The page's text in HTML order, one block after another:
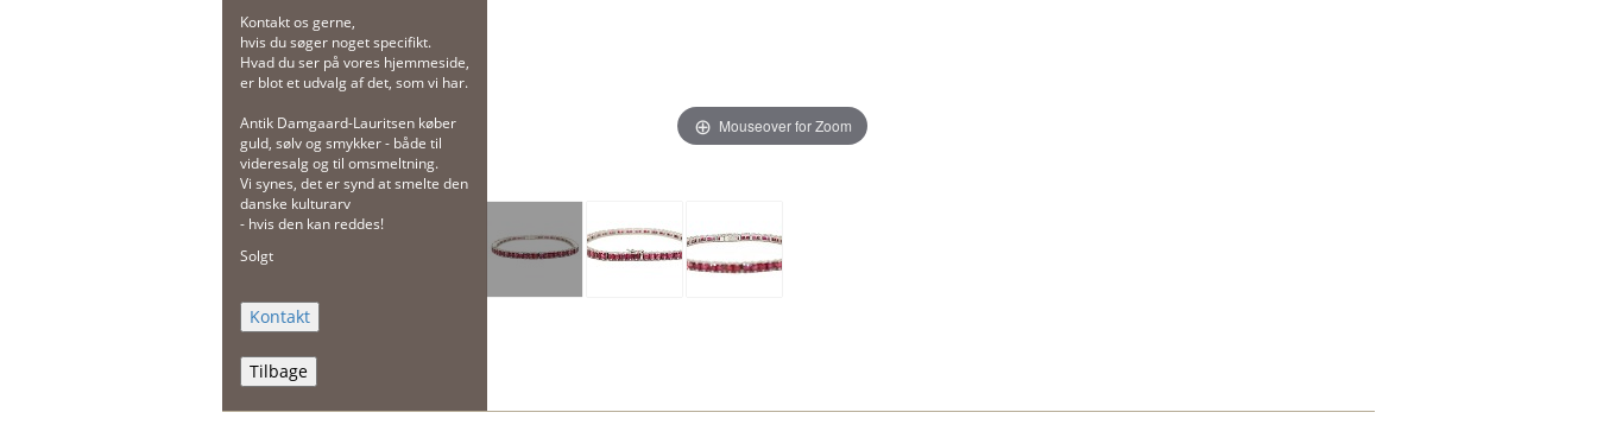
Kontakt os gerne,
hvis du søger noget specifikt.
Hvad du ser på vores hjemmeside,
er blot et udvalg af det, som vi har.
Antik Damgaard-Lauritsen køber
guld, sølv og smykker - både til
videresalg og til omsmeltning.
Vi synes, det er synd at smelte den
danske kulturarv
- hvis den kan reddes!
Solgt
Tilbage
Mouseover for Zoom